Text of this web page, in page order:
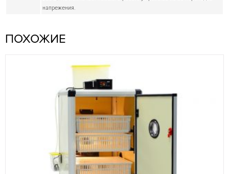
напрежения.
ПОХОЖИЕ